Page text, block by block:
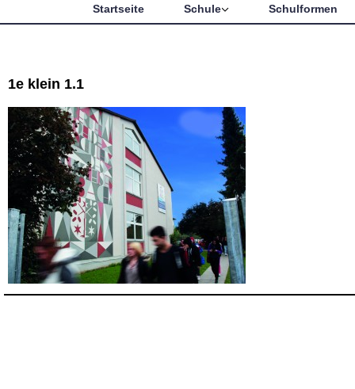
Startseite Schule Schulformen
1e klein 1.1